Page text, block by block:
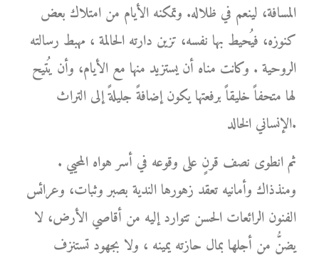
المسافة، لينعم في ظلاله. وتمكنه الأيام من امتلاك بعض
كنوزه، فيُحيط بها نفسه، تزين دارته الحالمة ، مهبط رسالته
الروحية . وكانت مناه أن يستزيد منها مع الأيام، وأن يُتيح
لها متحفاً خليقاً برفعتها يكون إضافةً جليلةً إلى التراث
الإنساني الخالد.
ثم انطوى نصف قرنٍ على وقوعه في أسر هواه المحيي .
ومنذذاك وأمانيه تعقد زهورها الندية بصبر وثبات، وعرائس
الفنون الرائعات الحسن تتوارد إليه من أقاصي الأرض، لا
يضنُّ من أجلها بمال حازته يمينه ، ولا بجهود تستنزف